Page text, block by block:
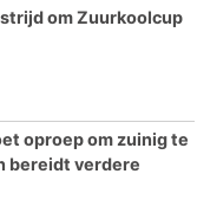
om Zuurkoolcup
oproep om zuinig te
bereidt verdere